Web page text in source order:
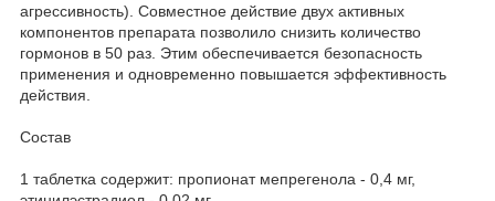
агрессивность). Совместное действие двух активных
компонентов препарата позволило снизить количество
гормонов в 50 раз. Этим обеспечивается безопасность
применения и одновременно повышается эффективность
действия.
Состав
1 таблетка содержит: пропионат мепрегенола - 0,4 мг,